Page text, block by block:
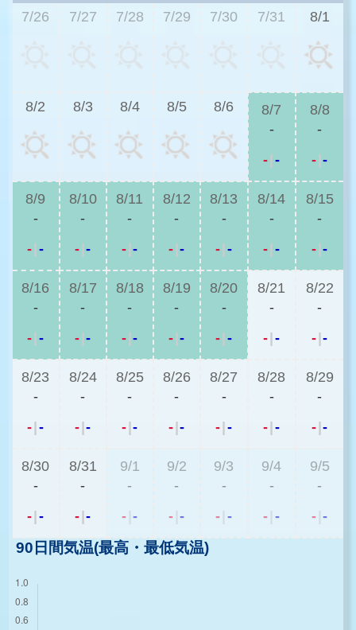
7/26 7/27 7/28 7/29 7/30 7/31 8/1
8/2 8/3 8/4 8/5 8/6
8/7
-
-|-
8/8
-
-|-
8/9
-
-|-
8/10
-
-|-
8/11
-
-|-
8/12
-
-|-
8/13
-
-|-
8/14
-
-|-
8/15
-
-|-
8/16
-
-|-
8/17
-
-|-
8/18
-
-|-
8/19
-
-|-
8/20
-
-|-
8/21
-
-|-
8/22
-
-|-
8/23
-
-|-
8/24
-
-|-
8/25
-
-|-
8/26
-
-|-
8/27
-
-|-
8/28
-
-|-
8/29
-
-|-
8/30
-
-|-
8/31
-
-|-
9/1
-
- -
9/2
-
- -
9/3
-
- -
9/4
-
- -
9/5
-
- -
90日間気温(最高・最低気温)